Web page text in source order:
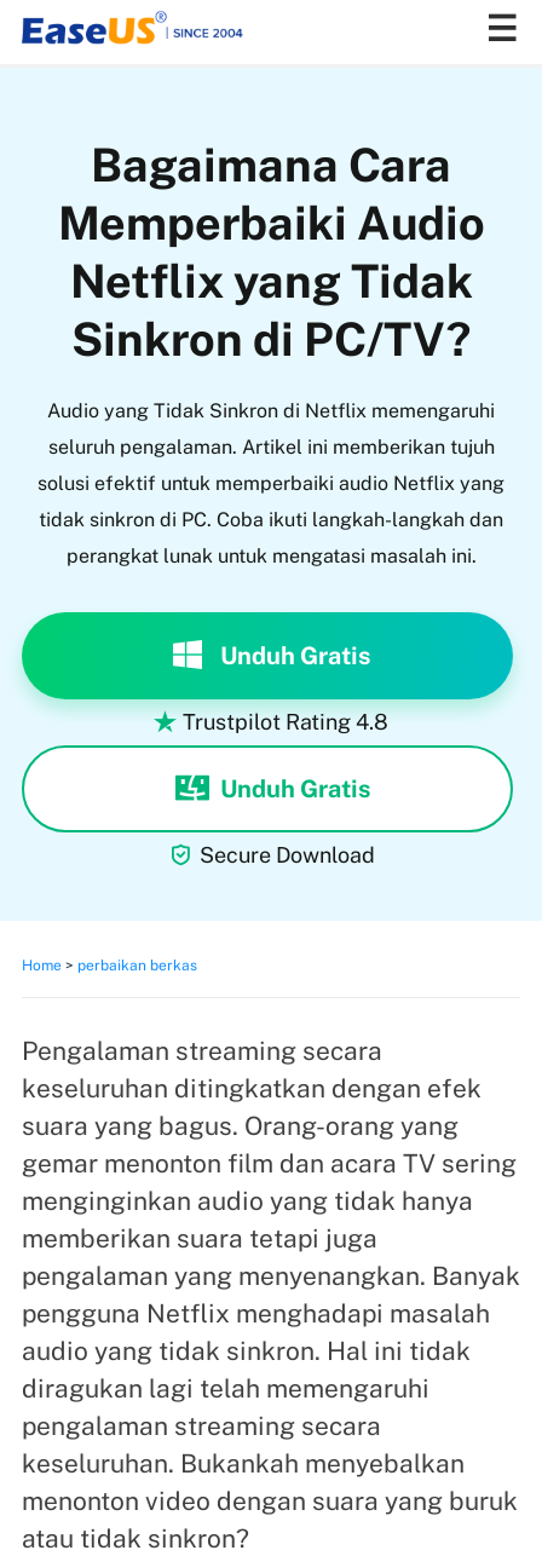
Bagaimana Cara
Memperbaiki Audio
Netflix yang Tidak
Sinkron di PC/TV?
Audio yang Tidak Sinkron di Netflix memengaruhi
seluruh pengalaman. Artikel ini memberikan tujuh
solusi efektif untuk memperbaiki audio Netflix yang
tidak sinkron di PC. Coba ikuti langkah-langkah dan
perangkat lunak untuk mengatasi masalah ini.
Unduh Gratis
 Trustpilot Rating 4.8
Unduh Gratis
 Secure Download
Home> perbaikan berkas
Pengalaman streaming secara
keseluruhan ditingkatkan dengan efek
suara yang bagus. Orang-orang yang
gemar menonton film dan acara TV sering
menginginkan audio yang tidak hanya
memberikan suara tetapi juga
pengalaman yang menyenangkan. Banyak
pengguna Netflix menghadapi masalah
audio yang tidak sinkron. Hal ini tidak
diragukan lagi telah memengaruhi
pengalaman streaming secara
keseluruhan. Bukankah menyebalkan
menonton video dengan suara yang buruk
atau tidak sinkron?